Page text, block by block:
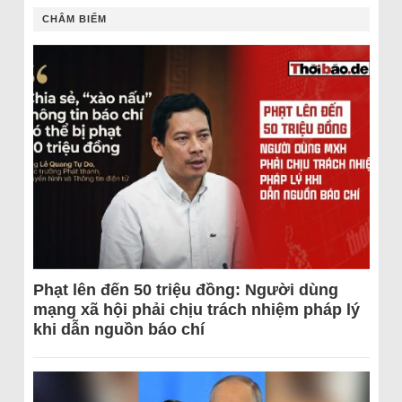
CHÂM BIẾM
Phạt lên đến 50 triệu đồng: Người dùng
mạng xã hội phải chịu trách nhiệm pháp lý
khi dẫn nguồn báo chí